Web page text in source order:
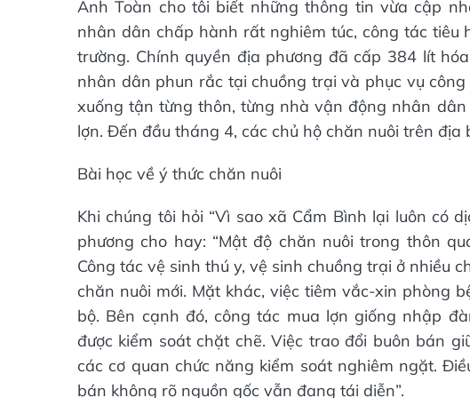
Anh Toàn cho tôi biết những thông tin vừa cập
nhân dân chấp hành rất nghiêm túc, công tác tiêu
trường. Chính quyền địa phương đã cấp 384 lít
nhân dân phun rắc tại chuồng trại và phục vụ
xuống tận từng thôn, từng nhà vận động nhân
lợn. Đến đầu tháng 4, các chủ hộ chăn nuôi trên địa
Bài học về ý thức chăn nuôi
Khi chúng tôi hỏi “Vì sao xã Cẩm Bình lại luôn có
phương cho hay: “Mật độ chăn nuôi trong thôn
Công tác vệ sinh thú y, vệ sinh chuồng trại ở nhiều
chăn nuôi mới. Mặt khác, việc tiêm vắc-xin phòng
bộ. Bên cạnh đó, công tác mua lợn giống nhập
được kiểm soát chặt chẽ. Việc trao đổi buôn bán
các cơ quan chức năng kiểm soát nghiêm ngặt.
bán không rõ nguồn gốc vẫn đang tái diễn”.